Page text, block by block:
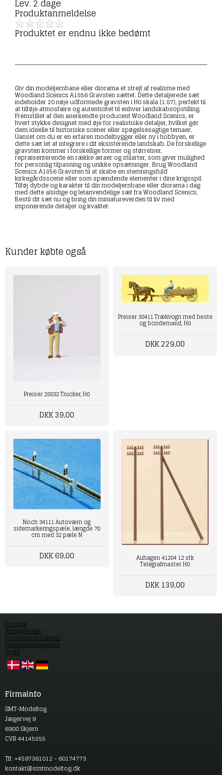
Produktanmeldelse
Produktet er endnu ikke bedømt
Giv din modeljernbane eller diorama et strejf af realisme med
Woodland Scenics A1856 Gravsten sættet. Dette detaljerede sæt
indeholder 20 nøje udformede gravsten i H0 skala (1:87), perfekt til
at tilføje atmosfære og autenticitet til enhver landskabsopstilling.
Fremstillet af den anerkendte producent Woodland Scenics, er
hvert stykke designet med øje for realistiske detaljer, hvilket gør
dem ideelle til historiske scener eller spøgelsesagtige temaer.
Uanset om du er en erfaren modelbygger eller ny i hobbyen, er
dette sæt let at integrere i dit eksisterende landskab. De forskellige
gravsten kommer i forskellige former og størrelser,
repræsenterende en række æraer og stilarter, som giver mulighed
for personlig tilpasning og unikke opsætninger. Brug Woodland
Scenics A1856 Gravsten til at skabe en stemningsfuld
kirkegårdsscene eller som spændende elementer i dine krigsspil.
Tilføj dybde og karakter til din modeljernbane eller diorama i dag
med dette alsidige og letanvendelige sæt fra Woodland Scenics.
Bestil dit sæt nu og bring din miniatureverden til liv med
imponerende detaljer og kvalitet.
Kunder købte også
Preiser 28032 Trucker, H0
DKK 39,00
Preiser 30411 Trækvogn med heste
og bondemand, H0
DKK 229,00
Noch 34111 Autoværn og
sidemarkeringspæle, længde 70
cm med 32 pæle N
DKK 69,00 Auhagen 41204 12 stk
Telegrafmaster H0
DKK 139,00
Forside
Åbningstider
Kontaktoplysninger
Handelsbetingelser
Profil
Firmainfo
SMT-Modeltog
Jægervej 9
6900 Skjern
CVR 44145855
Tlf: +4597361012 - 60174773
kontakt@smtmodeltog.dk